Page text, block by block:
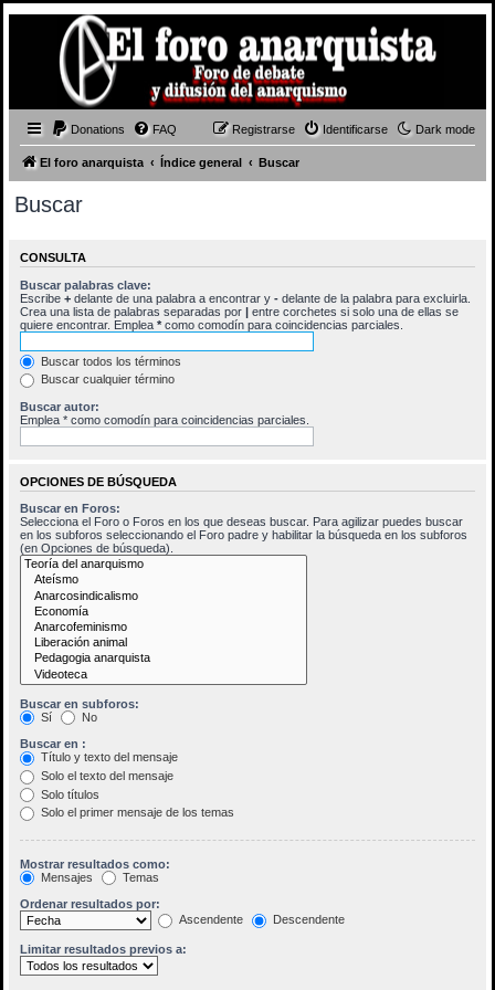
Dark mode
Donations FAQ Identificarse
Registrarse
El foro anarquista Índice general Buscar
Buscar
CONSULTA
Buscar palabras clave:
Escribe + delante de una palabra a encontrar y - delante de la palabra para excluirla.
Crea una lista de palabras separadas por | entre corchetes si solo una de ellas se
quiere encontrar. Emplea * como comodín para coincidencias parciales.
Buscar todos los términos
Buscar cualquier término
Buscar autor:
Emplea * como comodín para coincidencias parciales.
OPCIONES DE BÚSQUEDA
Buscar en Foros:
Selecciona el Foro o Foros en los que deseas buscar. Para agilizar puedes buscar
en los subforos seleccionando el Foro padre y habilitar la búsqueda en los subforos
(en Opciones de búsqueda).
Buscar en subforos:
Sí
No
Buscar en :
Título y texto del mensaje
Solo el texto del mensaje
Solo títulos
Solo el primer mensaje de los temas
Mostrar resultados como:
Mensajes
Temas
Ordenar resultados por:
Ascendente
Descendente
Limitar resultados previos a: